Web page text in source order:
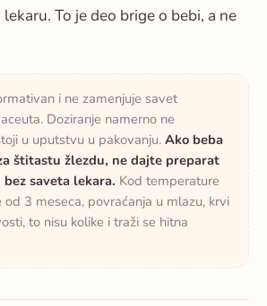
To je deo brige o bebi, a ne
i ne zamenjuje savet
Doziranje namerno ne
u uputstvu u pakovanju. Ako beba
štitastu žlezdu, ne dajte preparat
saveta lekara. Kod temperature
3 meseca, povraćanja u mlazu, krvi
to nisu kolike i traži se hitna